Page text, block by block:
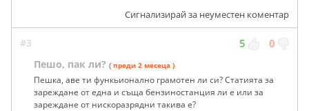
Сигнализирай за неуместен коментар
#3 5 0
Пешо, пак ли? ( преди 2 месеца )
Пешка, аве ти функьионално грамотен ли си? Статията за
зареждане от една и съща бензиностанция ли е или за
зареждане от нискоразрядни такива е?